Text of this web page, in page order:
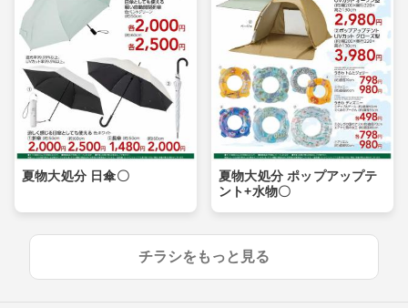
夏物大処分 日傘〇
夏物大処分 ポップアップテ
ント+水物〇
チラシをもっと見る